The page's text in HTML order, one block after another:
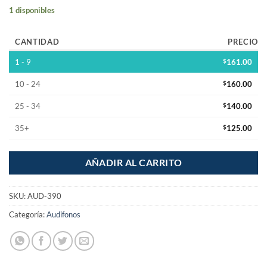
1 disponibles
CANTIDAD PRECIO
1 - 9 $161.00
10 - 24 $160.00
25 - 34 $140.00
35+ $125.00
AÑADIR AL CARRITO
SKU:AUD-390
Categoría:Audifonos